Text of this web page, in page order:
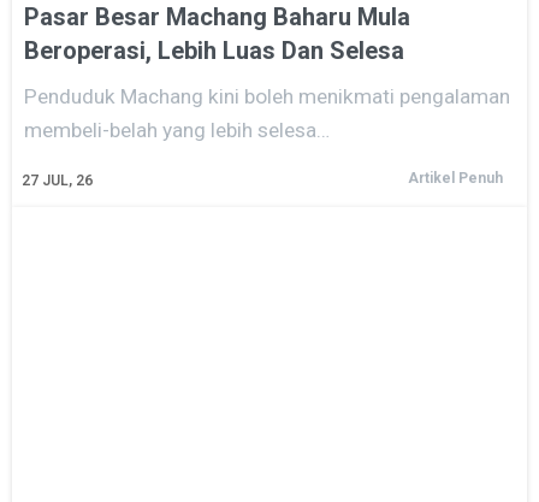
Pasar Besar Machang Baharu Mula
Beroperasi, Lebih Luas Dan Selesa
27 JUL, 26
Penduduk Machang kini boleh menikmati pengalaman
membeli-belah yang lebih selesa…
Artikel Penuh